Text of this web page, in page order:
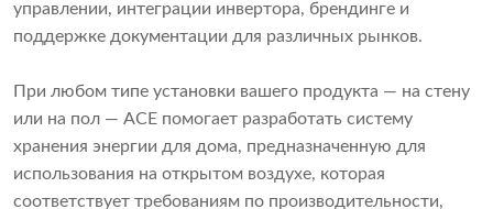
управлении, интеграции инвертора, брендинге и
поддержке документации для различных рынков.
При любом типе установки вашего продукта — на стену
или на пол — ACE помогает разработать систему
хранения энергии для дома, предназначенную для
использования на открытом воздухе, которая
соответствует требованиям по производительности,